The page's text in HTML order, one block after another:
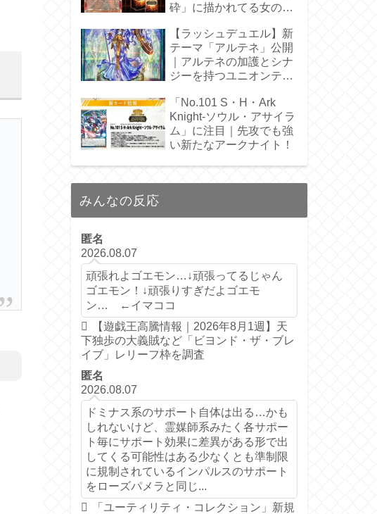
砕」に描かれてる女の子
【ラッシュデュエル】新
テーマ「アルテネ」公開
｜アルテネの加護とシナ
ジーを持つユニオンテー
「No.101 S・H・Ark
Knight-ソウル・アサイラ
ム」に注目｜先攻でも強
い新たなアークナイト！
みんなの反応
匿名
2026.08.07
頑張れよゴエモン…↓頑張ってるじゃん
ゴエモン！↓頑張りすぎだよゴエモ
ン… ←イマココ
【遊戯王高騰情報｜2026年8月1週】天
下独歩の大義賊など「ビヨンド・ザ・ブレ
イブ」レリーフ枠を調査
匿名
2026.08.07
ドミナス系のサポート自体は出る…かも
しれないけど、霊媒師系みたく各サポー
ト毎にサポート効果に差異がある形で出
してくる可能性はある少なくとも準制限
に規制されているインパルスのサポート
をローズパメラと同じ...
「ユーティリティ・コレクション」新規